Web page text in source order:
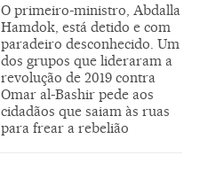
O primeiro-ministro, Abdalla
Hamdok, está detido e com
paradeiro desconhecido. Um
dos grupos que lideraram a
revolução de 2019 contra
Omar al-Bashir pede aos
cidadãos que saiam às ruas
para frear a rebelião